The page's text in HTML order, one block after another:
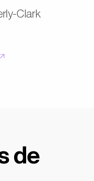
Clark
de